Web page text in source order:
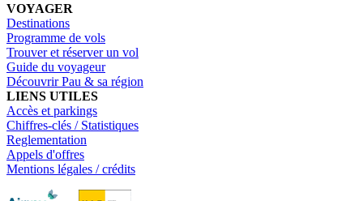
VOYAGER
Destinations
Programme de vols
Trouver et réserver un vol
Guide du voyageur
Découvrir Pau & sa région
LIENS UTILES
Accès et parkings
Chiffres-clés / Statistiques
Reglementation
Appels d'offres
Mentions légales / crédits